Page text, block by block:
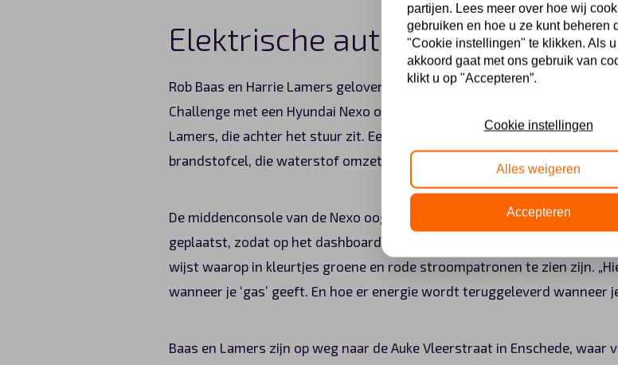
Elektrische auto
Rob Baas en Harrie Lamers geloven helemaal in waterstof. De
Challenge met een Hyundai Nexo over de A1 richting Enschede. „Hij rijdt
Lamers, die achter het stuur zit. Een waterstofauto is dan ook een
brandstofcel, die waterstof omzet in energie.
De middenconsole van de Nexo oogt imposant, maar dat is vooral
geplaatst, zodat op het dashboard ruimte is voor drie beeldschermen.
wijst waarop in kleurtjes groene en rode stroompatronen te zien zijn.
wanneer je ‘gas’ geeft. En hoe er energie wordt teruggeleverd wanneer
Baas en Lamers zijn op weg naar de Auke Vleerstraat in Enschede,
partijen. Lees meer over hoe wij
gebruiken en hoe u ze kunt beheren
"Cookie instellingen" te klikken. Als u
akkoord gaat met ons gebruik van
klikt u op "Accepteren”.
Cookie instellingen
Alles weigeren
Accepteren